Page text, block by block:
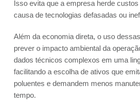
Isso evita que a empresa herde
causa de tecnologias defasadas ou
Além da economia direta, o uso
prever o impacto ambiental da
dados técnicos complexos em uma
facilitando a escolha de ativos que
poluentes e demandem menos
tempo.